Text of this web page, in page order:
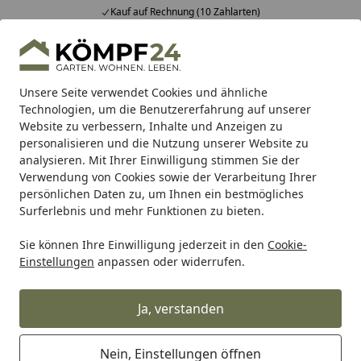
Unsere Seite verwendet Cookies und ähnliche
Technologien, um die Benutzererfahrung auf unserer
Website zu verbessern, Inhalte und Anzeigen zu
personalisieren und die Nutzung unserer Website zu
analysieren. Mit Ihrer Einwilligung stimmen Sie der
Verwendung von Cookies sowie der Verarbeitung Ihrer
persönlichen Daten zu, um Ihnen ein bestmögliches
Surferlebnis und mehr Funktionen zu bieten.
Sie können Ihre Einwilligung jederzeit in den Cookie-
Einstellungen anpassen oder widerrufen.
Ja, verstanden
Nein, Einstellungen öffnen
Kauf auf Rechnung (10 Zahlarten)
Alle Produkte
Mein Konto
Suchen
Startseite
Alles für den Garten Gartenhaus Gartenhäuser Holz
Bertilo Element-Gartenhaus
Laisholm 2 - 19 mm